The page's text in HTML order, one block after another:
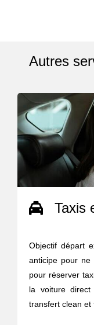
Autres
Taxis
Objectif départ
anticipe pour
pour réserver
la voiture
transfert clean et